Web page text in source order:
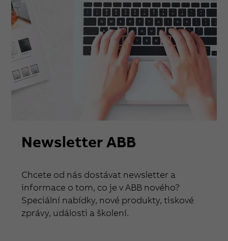
Newsletter ABB
Chcete od nás dostávat newsletter a
informace o tom, co je v ABB nového?
Speciální nabídky, nové produkty, tiskové
zprávy, události a školení.